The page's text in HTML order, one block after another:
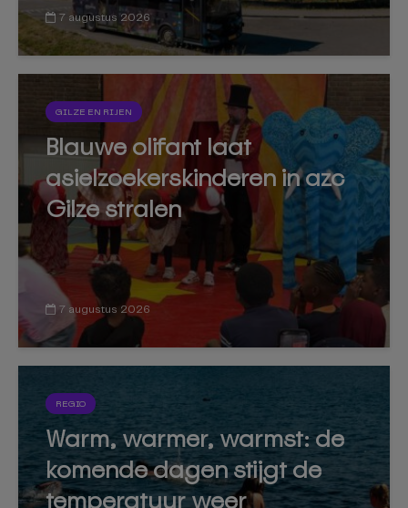
7 augustus 2026
GILZE EN RIJEN
Blauwe olifant laat
asielzoekerskinderen in azc
Gilze stralen
7 augustus 2026
REGIO
Warm, warmer, warmst: de
komende dagen stijgt de
temperatuur weer